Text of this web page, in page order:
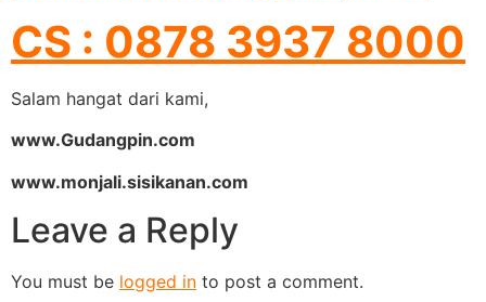
CS : 0878 3937 8000
Salam hangat dari kami,
www.Gudangpin.com
www.monjali.sisikanan.com
Leave a Reply
You must be logged in to post a comment.